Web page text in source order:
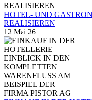
HOTEL- UND
REALISIEREN
12 Mai 26